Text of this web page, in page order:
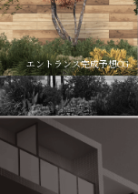
エントランス完成予想CG